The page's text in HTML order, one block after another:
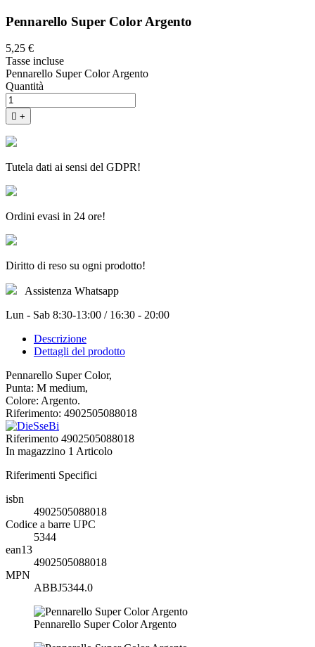
Pennarello Super Color Argento
5,25 €
Tasse incluse
Pennarello Super Color Argento
Quantità
 +
Tutela dati ai sensi del GDPR!
Ordini evasi in 24 ore!
Diritto di reso su ogni prodotto!
Assistenza Whatsapp
Lun - Sab 8:30-13:00 / 16:30 - 20:00
Descrizione
Dettagli del prodotto
Pennarello Super Color,
Punta: M medium,
Colore: Argento.
Riferimento: 4902505088018
Riferimento 4902505088018
In magazzino 1 Articolo
Riferimenti Specifici
isbn
4902505088018
Codice a barre UPC
5344
ean13
4902505088018
MPN
ABBJ5344.0
Pennarello Super Color Argento